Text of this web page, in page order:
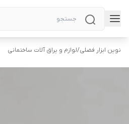
نوین ابزار فضلی/لوازم و یراق آلات ساختمانی